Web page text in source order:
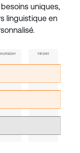
uniques,
linguistique en